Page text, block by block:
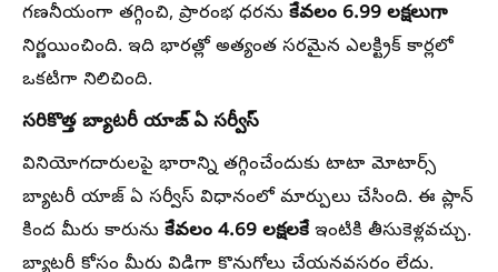
గణనీయంగా తగ్గించి, ప్రారంభ ధరను కేవలం 6.99 లక్షలుగా
నిర్ణయించింది. ఇది భారత్లో అత్యంత సరమైన ఎలక్ట్రిక్ కార్లలో
ఒకటిగా నిలిచింది.
సరికొత్త బ్యాటరీ యాజ్ ఏ సర్వీస్
వినియోగదారులపై భారాన్ని తగ్గించేందుకు టాటా మోటార్స్
బ్యాటరీ యాజ్ ఏ సర్వీస్ విధానంలో మార్పులు చేసింది. ఈ ప్లాన్
కింద మీరు కారును కేవలం 4.69 లక్షలకే ఇంటికి తీసుకెళ్లవచ్చు.
బ్యాటరీ కోసం మీరు విడిగా కొనుగోలు చేయనవసరం లేదు.